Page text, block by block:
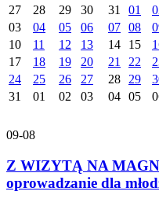
27
28 29 30 31 01
03
04 05 06 07 08
10
11 12 13 14 15
17
18 19 20 21 22
24
25 26 27 28 29
31
01 02 03 04 05
09-08
Z WIZYTĄ NA
oprowadzanie dla